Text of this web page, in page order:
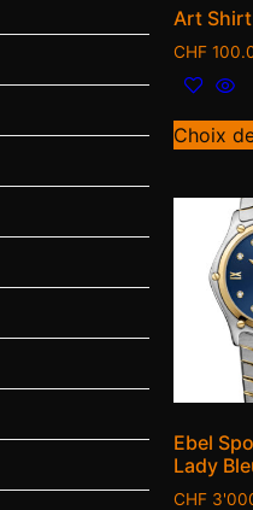
Art Shirt
CHF
Choix
Ebel
Lady
CHF